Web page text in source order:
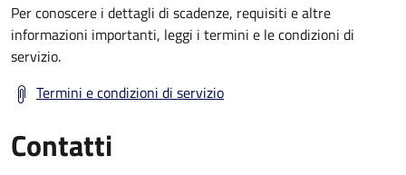
Per conoscere i dettagli di scadenze, requisiti e altre
informazioni importanti, leggi i termini e le condizioni di
servizio.
Termini e condizioni di servizio
Contatti